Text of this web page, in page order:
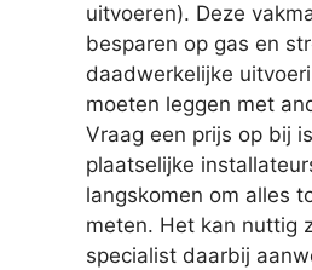
uitvoeren). Deze
besparen op gas en
daadwerkelijke
moeten leggen met
Vraag een prijs op bij
plaatselijke
langskomen om alles
meten. Het kan nuttig
specialist daarbij